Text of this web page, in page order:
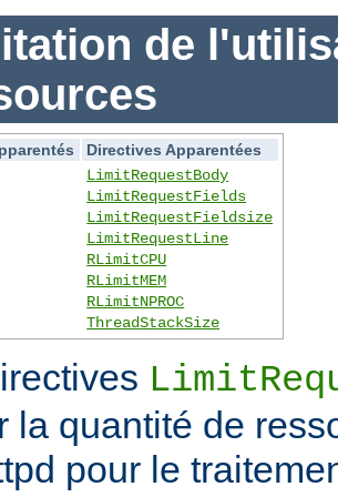
de
Directives Apparentées
LimitRequestBody
LimitRequestFields
LimitRequestFieldsize
LimitRequestLine
RLimitCPU
RLimitMEM
RLimitNPROC
ThreadStackSize
la quantité de
pour le